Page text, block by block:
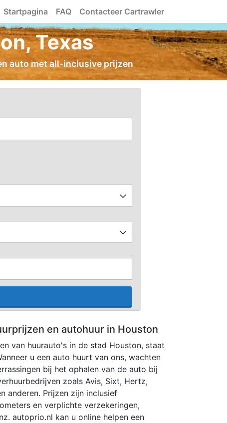
Startpagina FAQ Contacteer Cartrawler
Texas
auto met all-inclusive prijzen
en autohuur in Houston
van huurauto's in de stad Houston, staat
u een auto huurt van ons, wachten
bij het ophalen van de auto bij
zoals Avis, Sixt, Hertz,
anderen. Prijzen zijn inclusief
en verplichte verzekeringen,
autoprio.nl kan u online helpen een